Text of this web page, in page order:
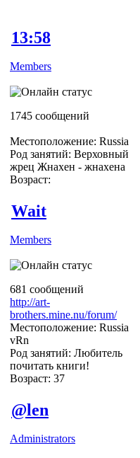
13:58
Members
1745 сообщений
Местоположение: Russia
Род занятий: Верховный
жрец Жнахен - жнахена
Возраст:
Wait
Members
681 сообщений
http://art-
brothers.mine.nu/forum/
Местоположение: Russia
vRn
Род занятий: Любитель
почитать книги!
Возраст: 37
@len
Administrators